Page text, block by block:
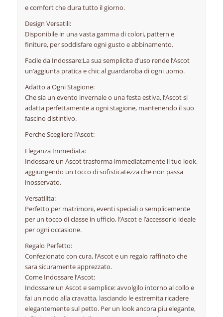
e comfort che dura tutto il giorno.
Design Versatili:
Disponibile in una vasta gamma di colori, pattern e
finiture, per soddisfare ogni gusto e abbinamento.
Facile da Indossare:La sua semplicita d’uso rende l’Ascot
un’aggiunta pratica e chic al guardaroba di ogni uomo.
Adatto a Ogni Stagione:
Che sia un evento invernale o una festa estiva, l’Ascot si
adatta perfettamente a ogni stagione, mantenendo il suo
fascino distintivo.
Perche Scegliere l’Ascot:
Eleganza Immediata:
Indossare un Ascot trasforma immediatamente il tuo look,
aggiungendo un tocco di sofisticatezza che non passa
inosservato.
Versatilita:
Perfetto per matrimoni, eventi speciali o semplicemente
per un tocco di classe in ufficio, l’Ascot e l’accessorio ideale
per ogni occasione.
Regalo Perfetto:
Confezionato con cura, l’Ascot e un regalo raffinato che
sara sicuramente apprezzato.
Come Indossare l’Ascot:
Indossare un Ascot e semplice: avvolgilo intorno al collo e
fai un nodo alla cravatta, lasciando le estremita ricadere
elegantemente sul petto. Per un look ancora piu elegante,